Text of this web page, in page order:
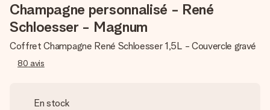
Champagne personnalisé - René
Schloesser - Magnum
Coffret Champagne René Schloesser 1,5L - Couvercle gravé
80 avis
En stock